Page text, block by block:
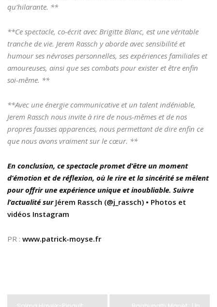
qu’hilarante. **
**Ce spectacle, co-écrit avec Brigitte Blanc, est une véritable
tranche de vie. Jerem Rassch y aborde avec sensibilité et
humour ses névroses personnelles, ses expériences familiales et
amoureuses, ainsi que ses combats pour exister et être enfin
soi-même. **
**Avec une énergie communicative et un talent indéniable,
Jerem Rassch nous invite à rire de nous-mêmes et de nos
propres fausses apparences, nous permettant de dire enfin ce
que nous avons vraiment sur le cœur. **
En conclusion, ce spectacle promet d’être un moment
d’émotion et de réflexion, où le rire et la sincérité se mêlent
pour offrir une expérience unique et inoubliable. Suivre
l’actualité sur Jérem Rassch (@j_rassch) • Photos et
vidéos Instagram
PR : www.patrick-moyse.fr